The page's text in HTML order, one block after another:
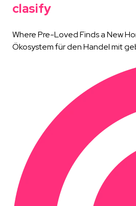
clasify
Where Pre-Loved Finds a New
Ökosystem für den Handel mit